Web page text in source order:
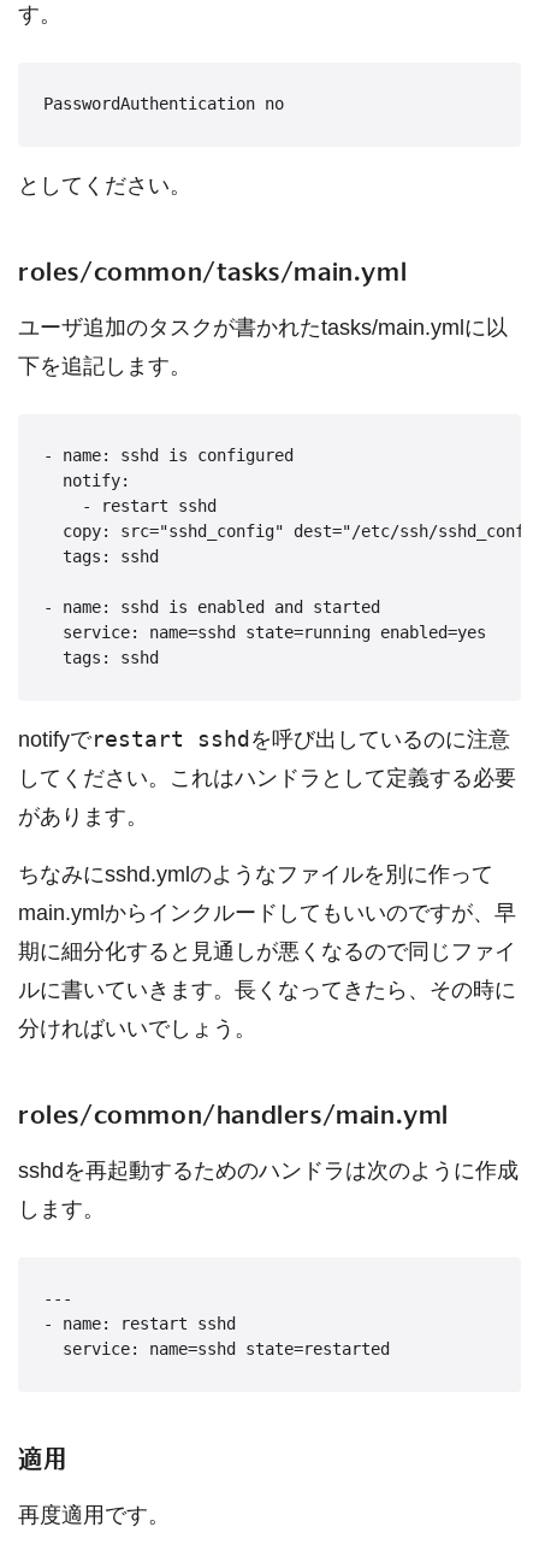
す。
としてください。
roles/common/tasks/main.yml
ユーザ追加のタスクが書かれたtasks/main.ymlに以
下を追記します。
- name: sshd is configured
  notify:
    - restart sshd
copy: src="sshd_config" dest="/etc/ssh/
  tags: sshd
- name: sshd is enabled and started
  service: name=sshd state=running enabled=yes
notifyでrestart sshdを呼び出しているのに注意
してください。これはハンドラとして定義する必要
があります。
ちなみにsshd.ymlのようなファイルを別に作って
main.ymlからインクルードしてもいいのですが、早
期に細分化すると見通しが悪くなるので同じファイ
ルに書いていきます。長くなってきたら、その時に
分ければいいでしょう。
roles/common/handlers/main.yml
sshdを再起動するためのハンドラは次のように作成
します。
---
- name: restart sshd
適用
再度適用です。